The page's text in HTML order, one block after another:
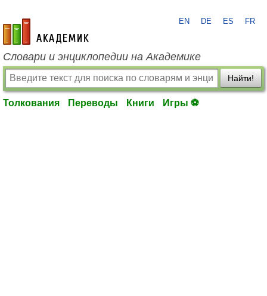
academic.ru
EN DE ES FR
Словари и энциклопедии на Академике
Найти!
Толкования Переводы Книги Игры ⚽